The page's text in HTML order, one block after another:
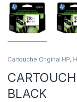
Cartouche Original HP,
BLACK